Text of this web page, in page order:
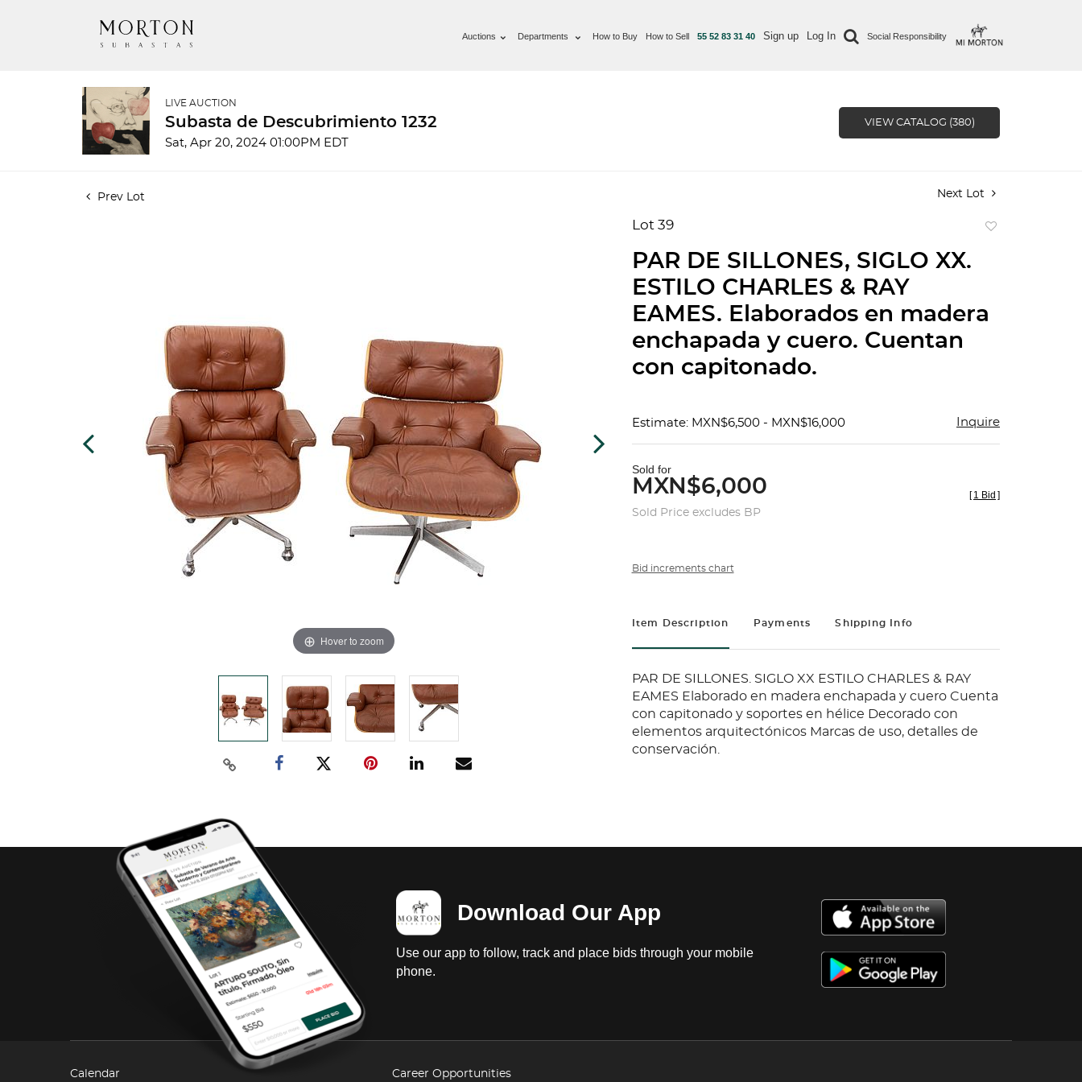
Auctions Departments How to Buy How to Sell 55 52 83 31 40 Sign up Log In Social Responsibility
LIVE AUCTION
Subasta de Descubrimiento 1232
Sat, Apr 20, 2024 01:00PM EDT
VIEW CATALOG (380)
Prev Lot Next Lot
Hover to zoom
Lot 39
PAR DE SILLONES, SIGLO XX.
ESTILO CHARLES & RAY
EAMES. Elaborados en madera
enchapada y cuero. Cuentan
con capitonado.
Estimate: MXN$6,500 - MXN$16,000 Inquire
Sold for
MXN$6,000
Sold Price excludes BP
[ 1 Bid ]
Bid increments chart
Item Description Payments Shipping Info
PAR DE SILLONES. SIGLO XX ESTILO CHARLES & RAY
EAMES Elaborado en madera enchapada y cuero Cuenta
con capitonado y soportes en hélice Decorado con
elementos arquitectónicos Marcas de uso, detalles de
conservación.
Download Our App
Use our app to follow, track and place bids through your mobile
phone.
Calendar Career Opportunities